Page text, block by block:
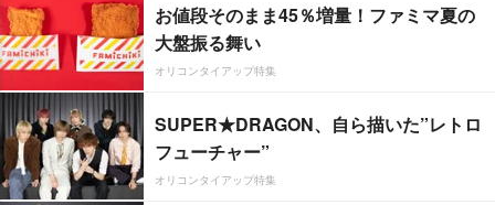
お値段そのまま45％増量！ファミマ夏の
大盤振る舞い
オリコンタイアップ特集
SUPER★DRAGON、自ら描いた”レトロ
フューチャー”
オリコンタイアップ特集